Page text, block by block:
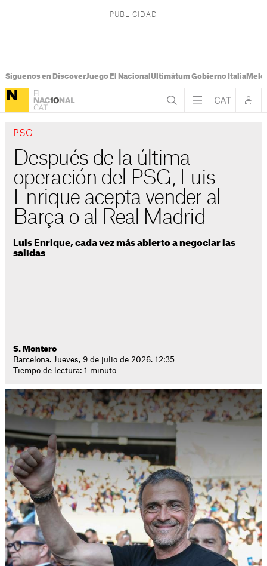
Síguenos en DiscoverJuego El Nacional Ultimátum Gobierno Italia
PSG
Después de la última
operación del PSG, Luis
Enrique acepta vender al
Barça o al Real Madrid
Luis Enrique, cada vez más abierto a negociar las
salidas
S. Montero
Barcelona. Jueves, 9 de julio de 2026. 12:35
Tiempo de lectura: 1 minuto